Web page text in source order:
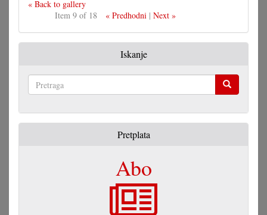
« Back to gallery
Item 9 of 18
« Predhodni| Next »
Iskanje
Pretplata
Abo